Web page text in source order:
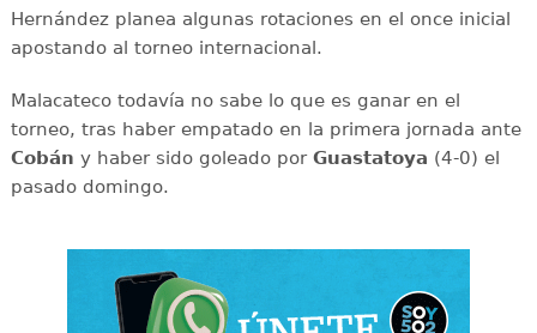
Hernández planea algunas rotaciones en el once inicial
apostando al torneo internacional.
Malacateco todavía no sabe lo que es ganar en el
torneo, tras haber empatado en la primera jornada ante
Cobán y haber sido goleado por Guastatoya (4-0) el
pasado domingo.